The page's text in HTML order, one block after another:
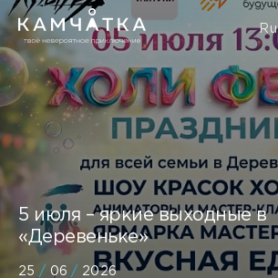
Ru
5 июля – яркие выходные в
«Деревеньке»
25 / 06 / 2026